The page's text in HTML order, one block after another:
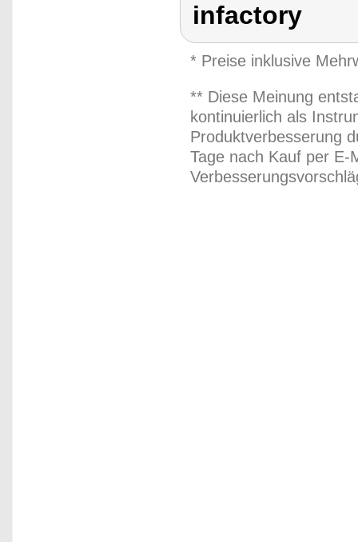
infactory
* Preise inklusive
** Diese Meinung
kontinuierlich als
Produktverbesserung
Tage nach Kauf per E-